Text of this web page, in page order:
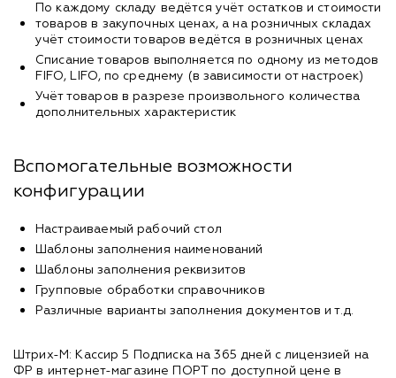
По каждому складу ведётся учёт остатков и стоимости
товаров в закупочных ценах, а на розничных складах
учёт стоимости товаров ведётся в розничных ценах
Списание товаров выполняется по одному из методов
FIFO, LIFO, по среднему (в зависимости от настроек)
Учёт товаров в разрезе произвольного количества
дополнительных характеристик
Вспомогательные возможности
конфигурации
Настраиваемый рабочий стол
Шаблоны заполнения наименований
Шаблоны заполнения реквизитов
Групповые обработки справочников
Различные варианты заполнения документов и т.д.
Штрих-М: Кассир 5 Подписка на 365 дней с лицензией на
ФР в интернет-магазине ПОРТ по доступной цене в